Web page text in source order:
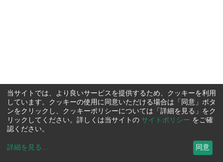
当サイトでは、より良いサービスを提供するため、クッキーを利用
しています。クッキーの使用に同意いただける場合は「同意」ボタ
ンをクリックし、クッキーポリシーについては「詳細を見る」をク
リックしてください。詳しくは当サイトの サイトポリシー をご確
認ください。
詳細を見る ... 同意